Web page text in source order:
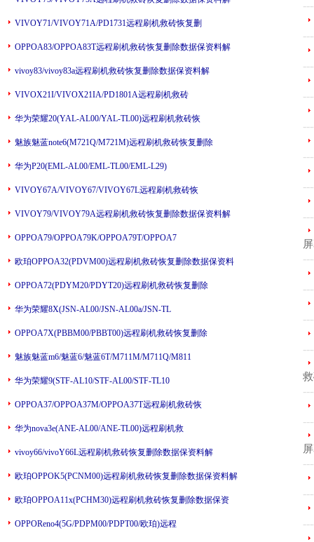
VIVOY71/VIVOY71A/PD1731远程刷机救砖恢复删
OPPOA83/OPPOA83T远程刷机救砖恢复删除数据保资料解
vivoy83/vivoy83a远程刷机救砖恢复删除数据保资料解
VIVOX21I/VIVOX21IA/PD1801A远程刷机救砖
华为荣耀20(YAL-AL00/YAL-TL00)远程刷机救砖恢
魅族魅蓝note6(M721Q/M721M)远程刷机救砖恢复删除
华为P20(EML-AL00/EML-TL00/EML-L29)
VIVOY67A/VIVOY67/VIVOY67L远程刷机救砖恢
VIVOY79/VIVOY79A远程刷机救砖恢复删除数据保资料解
OPPOA79/OPPOA79K/OPPOA79T/OPPOA7
欧珀OPPOA32(PDVM00)远程刷机救砖恢复删除数据保资料
OPPOA72(PDYM20/PDYT20)远程刷机救砖恢复删除
华为荣耀8X(JSN-AL00/JSN-AL00a/JSN-TL
OPPOA7X(PBBM00/PBBT00)远程刷机救砖恢复删除
魅族魅蓝m6/魅蓝6/魅蓝6T/M711M/M711Q/M811
华为荣耀9(STF-AL10/STF-AL00/STF-TL10
OPPOA37/OPPOA37M/OPPOA37T远程刷机救砖恢
华为nova3e(ANE-AL00/ANE-TL00)远程刷机救
vivoy66/vivoY66L远程刷机救砖恢复删除数据保资料解
欧珀OPPOK5(PCNM00)远程刷机救砖恢复删除数据保资料解
欧珀OPPOA11x(PCHM30)远程刷机救砖恢复删除数据保资
OPPOReno4(5G/PDPM00/PDPT00/欧珀)远程